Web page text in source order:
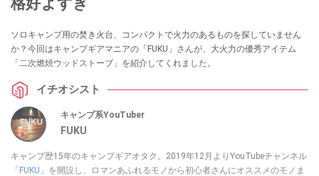
ソロキャンプ用の焚き火台、コンパクトで火力のあるものを探していません
か？今回はキャンプギアマニアの「FUKU」さんが、大火力の優秀アイテム
「二次燃焼ウッドストーブ」を紹介してくれました。
イチオシスト
キャンプ系YouTuber
FUKU
キャンプ歴15年のキャンプギアオタク。2019年12月よりYouTubeチャンネル
「FUKU 」を開設し、ロマンあふれるモノから初心者さんにオススメのモノま